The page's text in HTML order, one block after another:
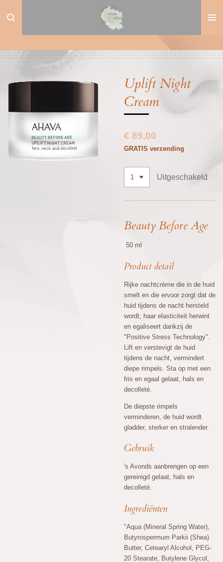
direct
hoofdinhoud
Uplift Night
Cream
€ 89,00
GRATIS verzending
Uitgeschakeld
Beauty Before Age
50 ml
Product detail
Rijke nachtcrème die in de huid
smelt en die ervoor zorgt dat de
huid tijdens de nacht hersteld
wordt, haar elasticiteit herwint
en egaliseert dankzij de
"Positive Stress Technology".
Lift en verstevigt de huid
tijdens de nacht, vermindert
diepe rimpels. Sta op met een
fris en egaal gelaat, hals en
decolleté.
De diepste rimpels
verminderen, de huid wordt
gladder, sterker en stralender.
Gebruik
's Avonds aanbrengen op een
gereinigd gelaat, hals en
decolleté.
Ingrediënten
"Aqua (Mineral Spring Water),
Butyrospermum Parkii (Shea)
Butter, Cetearyl Alcohol, PEG-
20 Stearate, Butylene Glycol,